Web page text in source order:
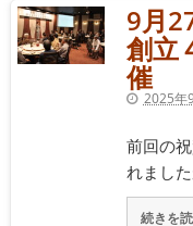
9月
創立
催
2025年
前回の
れまし
続きを